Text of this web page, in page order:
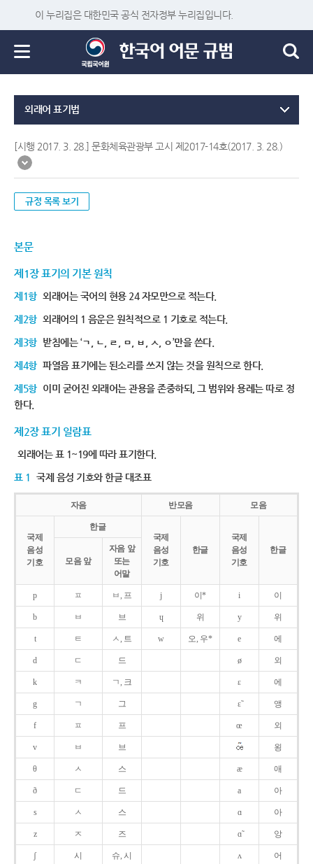
이 누리집은 대한민국 공식 전자정부 누리집입니다.
외래어 표기법
[시행 2017. 3. 28.] 문화체육관광부 고시 제2017-14호(2017. 3. 28.)
규정 목록 보기
본문
제1장 표기의 기본 원칙
제1항 외래어는 국어의 현용 24 자모만으로 적는다.
제2항 외래어의 1 음운은 원칙적으로 1 기호로 적는다.
제3항 받침에는 ‘ㄱ, ㄴ, ㄹ, ㅁ, ㅂ, ㅅ, ㅇ’만을 쓴다.
제4항 파열음 표기에는 된소리를 쓰지 않는 것을 원칙으로 한다.
제5항 이미 굳어진 외래어는 관용을 존중하되, 그 범위와 용례는 따로 정
한다.
제2장 표기 일람표
외래어는 표 1~19에 따라 표기한다.
표 1 국제 음성 기호와 한글 대조표
자음 반모음 모음
국제
음성
기호
한글
국제
음성
기호
한글
국제
음성
기호
한글
모음 앞
자음 앞
또는
어말
p ㅍ ㅂ, 프 j 이* i 이
b ㅂ 브 ɥ 위 y 위
t ㅌ ㅅ, 트 w 오, 우* e 에
d ㄷ 드 ø 외
k ㅋ ㄱ, 크 ɛ 에
g ㄱ 그 ɛ̃ 앵
f ㅍ 프 œ 외
v ㅂ 브 욍
θ ㅅ 스 æ 애
ð ㄷ 드 a 아
s ㅅ 스 ɑ 아
z ㅈ 즈 ɑ̃ 앙
ʃ 시 슈, 시 ʌ 어